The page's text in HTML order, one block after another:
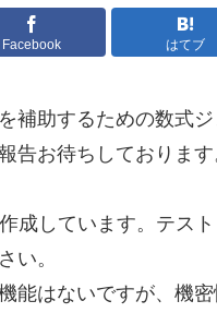
Facebook はてブ
補助するための数式
告お待ちしております
成しています。テス
い。
能はないですが、機